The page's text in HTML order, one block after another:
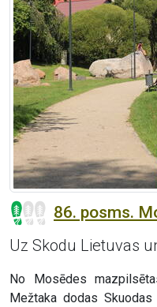
86. posms.
Uz Skodu Lietuvas
No Mosēdes
Mežtaka dodas